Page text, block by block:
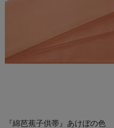
『綿芭蕉子供帯』あけぼの色